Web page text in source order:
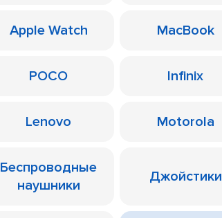
Apple Watch MacBook
POCO Infinix
Lenovo Motorola
Беспроводные
наушники
Джойстики